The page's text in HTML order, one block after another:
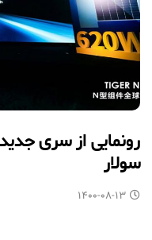
رونمایی از سری
سولار
۱۴۰۰-۰۸-۱۳